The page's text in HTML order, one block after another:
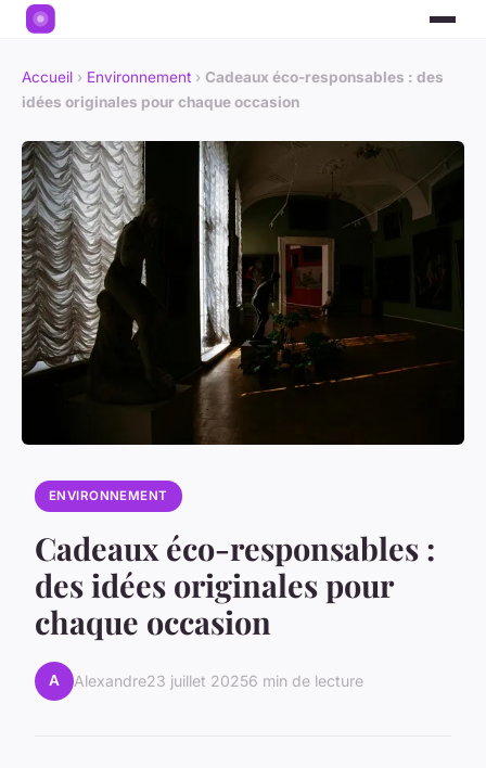
Accueil › Environnement › Cadeaux éco-responsables : des
idées originales pour chaque occasion
ENVIRONNEMENT
Cadeaux éco-responsables :
des idées originales pour
chaque occasion
A Alexandre23 juillet 20256 min de lecture